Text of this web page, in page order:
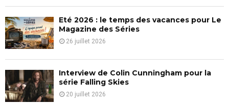
C
Eté 2026 : le temps des vacances pour Le
Magazine des Séries
26 juillet 2026
Interview de Colin Cunningham pour la
série Falling Skies
20 juillet 2026